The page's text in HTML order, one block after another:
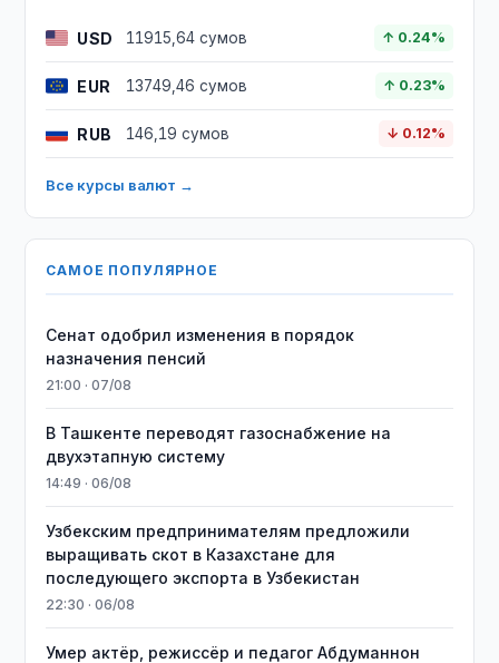
USD 11915,64 сумов ↑ 0.24%
EUR 13749,46 сумов ↑ 0.23%
RUB 146,19 сумов ↓ 0.12%
Все курсы валют →
САМОЕ ПОПУЛЯРНОЕ
Сенат одобрил изменения в порядок
назначения пенсий
21:00 · 07/08
В Ташкенте переводят газоснабжение на
двухэтапную систему
14:49 · 06/08
Узбекским предпринимателям предложили
выращивать скот в Казахстане для
последующего экспорта в Узбекистан
22:30 · 06/08
Умер актёр, режиссёр и педагог Абдуманнон